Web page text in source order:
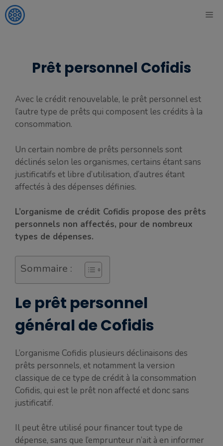
Aller
au
Prêt personnel Cofidis
Avec le crédit renouvelable, le prêt personnel est
l’autre type de prêts qui composent les crédits à la
consommation.
Un certain nombre de prêts personnels sont
déclinés selon les organismes, certains étant sans
justificatifs et libre d’utilisation, d’autres étant
affectés à des dépenses définies.
L’organisme de crédit Cofidis propose des prêts
personnels non affectés, pour de nombreux
types de dépenses.
Sommaire :
Le prêt personnel
général de Cofidis
L’organisme Cofidis plusieurs déclinaisons des
prêts personnels, et notamment la version
classique de ce type de crédit à la consommation
Cofidis, qui est le prêt non affecté et donc sans
justificatif.
Il peut être utilisé pour financer tout type de
dépense, sans que l’emprunteur n’ait à en informer